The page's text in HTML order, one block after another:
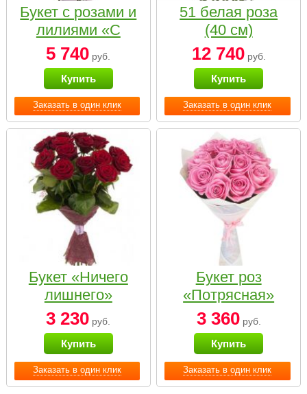
Заказать в один клик
Букет с розами и
лилиями «С
наилучшими
пожеланиями»
5 740 руб.
Купить
Заказать в один клик
51 белая роза
(40 см)
12 740руб.
Купить
Заказать в один клик
Букет «Ничего
лишнего»
3 230 руб.
Купить
Заказать в один клик
Букет роз
«Потрясная»
3 360руб.
Купить